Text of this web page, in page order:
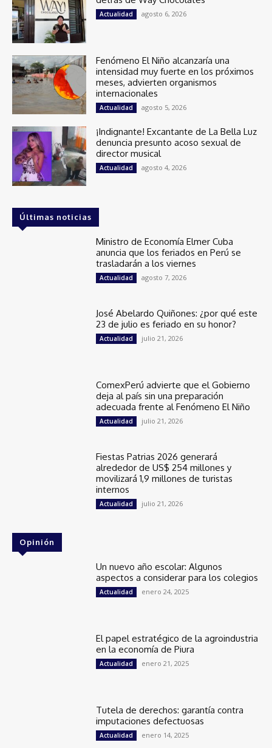
Actualidad agosto 6, 2026
Fenómeno El Niño alcanzaría una
intensidad muy fuerte en los próximos
meses, advierten organismos
internacionales
Actualidad agosto 5, 2026
¡Indignante! Excantante de La Bella Luz
denuncia presunto acoso sexual de
director musical
Actualidad agosto 4, 2026
Últimas noticias
Ministro de Economía Elmer Cuba
anuncia que los feriados en Perú se
trasladarán a los viernes
Actualidad agosto 7, 2026
José Abelardo Quiñones: ¿por qué este
23 de julio es feriado en su honor?
Actualidad julio 21, 2026
ComexPerú advierte que el Gobierno
deja al país sin una preparación
adecuada frente al Fenómeno El Niño
Actualidad julio 21, 2026
Fiestas Patrias 2026 generará
alrededor de US$ 254 millones y
movilizará 1,9 millones de turistas
internos
Actualidad julio 21, 2026
Opinión
Un nuevo año escolar: Algunos
aspectos a considerar para los colegios
Actualidad enero 24, 2025
El papel estratégico de la agroindustria
en la economía de Piura
Actualidad enero 21, 2025
Tutela de derechos: garantía contra
imputaciones defectuosas
Actualidad enero 14, 2025